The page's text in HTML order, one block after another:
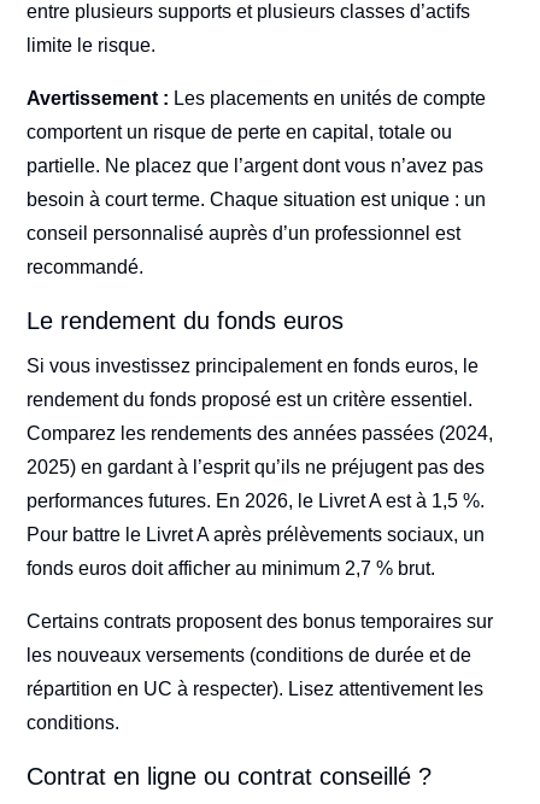
entre plusieurs supports et plusieurs classes d’actifs
limite le risque.
Avertissement : Les placements en unités de compte
comportent un risque de perte en capital, totale ou
partielle. Ne placez que l’argent dont vous n’avez pas
besoin à court terme. Chaque situation est unique : un
conseil personnalisé auprès d’un professionnel est
recommandé.
Le rendement du fonds euros
Si vous investissez principalement en fonds euros, le
rendement du fonds proposé est un critère essentiel.
Comparez les rendements des années passées (2024,
2025) en gardant à l’esprit qu’ils ne préjugent pas des
performances futures. En 2026, le Livret A est à 1,5 %.
Pour battre le Livret A après prélèvements sociaux, un
fonds euros doit afficher au minimum 2,7 % brut.
Certains contrats proposent des bonus temporaires sur
les nouveaux versements (conditions de durée et de
répartition en UC à respecter). Lisez attentivement les
conditions.
Contrat en ligne ou contrat conseillé ?